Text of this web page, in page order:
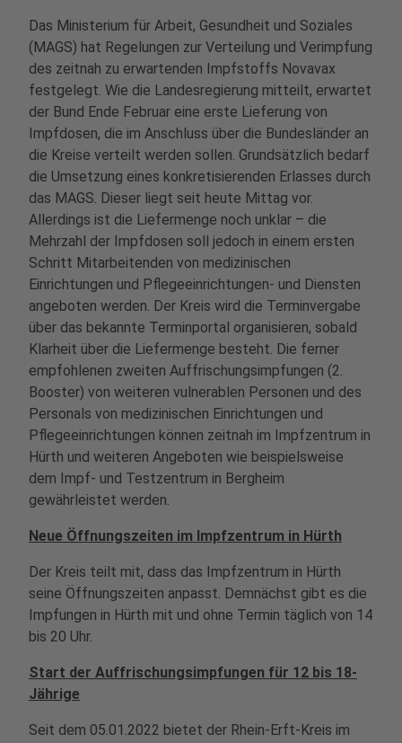
Das Ministerium für Arbeit, Gesundheit und Soziales
(MAGS) hat Regelungen zur Verteilung und Verimpfung
des zeitnah zu erwartenden Impfstoffs Novavax
festgelegt. Wie die Landesregierung mitteilt, erwartet
der Bund Ende Februar eine erste Lieferung von
Impfdosen, die im Anschluss über die Bundesländer an
die Kreise verteilt werden sollen. Grundsätzlich bedarf
die Umsetzung eines konkretisierenden Erlasses durch
das MAGS. Dieser liegt seit heute Mittag vor.
Allerdings ist die Liefermenge noch unklar – die
Mehrzahl der Impfdosen soll jedoch in einem ersten
Schritt Mitarbeitenden von medizinischen
Einrichtungen und Pflegeeinrichtungen- und Diensten
angeboten werden. Der Kreis wird die Terminvergabe
über das bekannte Terminportal organisieren, sobald
Klarheit über die Liefermenge besteht. Die ferner
empfohlenen zweiten Auffrischungsimpfungen (2.
Booster) von weiteren vulnerablen Personen und des
Personals von medizinischen Einrichtungen und
Pflegeeinrichtungen können zeitnah im Impfzentrum in
Hürth und weiteren Angeboten wie beispielsweise
dem Impf- und Testzentrum in Bergheim
gewährleistet werden.
Neue Öffnungszeiten im Impfzentrum in Hürth
Der Kreis teilt mit, dass das Impfzentrum in Hürth
seine Öffnungszeiten anpasst. Demnächst gibt es die
Impfungen in Hürth mit und ohne Termin täglich von 14
bis 20 Uhr.
Start der Auffrischungsimpfungen für 12 bis 18-
Jährige
Seit dem 05.01.2022 bietet der Rhein-Erft-Kreis im